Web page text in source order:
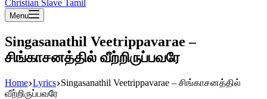
Christian Slave Tamil
Menu
Singasanathil Veetrippavarae –
சிங்காசனத்தில் வீற்றிருப்பவரே
Home Lyrics Singasanathil Veetrippavarae – சிங்காசனத்தில்
வீற்றிருப்பவரே